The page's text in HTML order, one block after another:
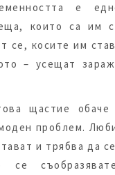
е
които са им
се, косите им
– усещат
щастие обаче
проблем.
и трябва да
се